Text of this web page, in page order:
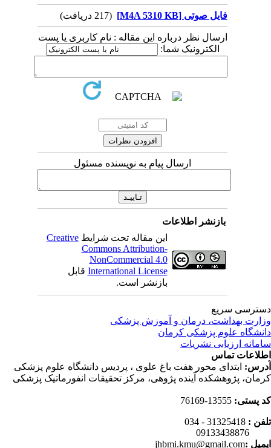
فایل صوتی [M4A 5310 KB] (217 دریافت)
ارسال نظر درباره این مقاله : نام کاربری یا پست
الکترونیک شما:
ارسال پیام به نویسنده مسئول
بازنشر اطلاعات
این مقاله تحت شرایطCreative
Commons Attribution-
NonCommercial 4.0
International Licenseقابل
بازنشر است.
سریع
بهداشت، درمان و آموزش پزشکی
علوم پزشکی کرمان
ارزیابی نشریات
تماس
ابتدای محور هفت باغ علوی ، پردیس دانشگاه علوم پزشکی
پژوهشکده آینده پژوهی، مرکز تحقیقات انفورماتیک پزشکی
پستی: 13555-76169
:
31325418 - 034
:
jhbmi.kmu@gmail.com